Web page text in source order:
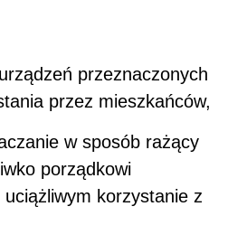
przeznaczonych
przez mieszkańców,
w sposób rażący
porządkowi
korzystanie z